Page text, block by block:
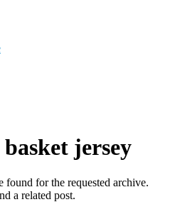
basket jersey
found for the requested archive.
a related post.